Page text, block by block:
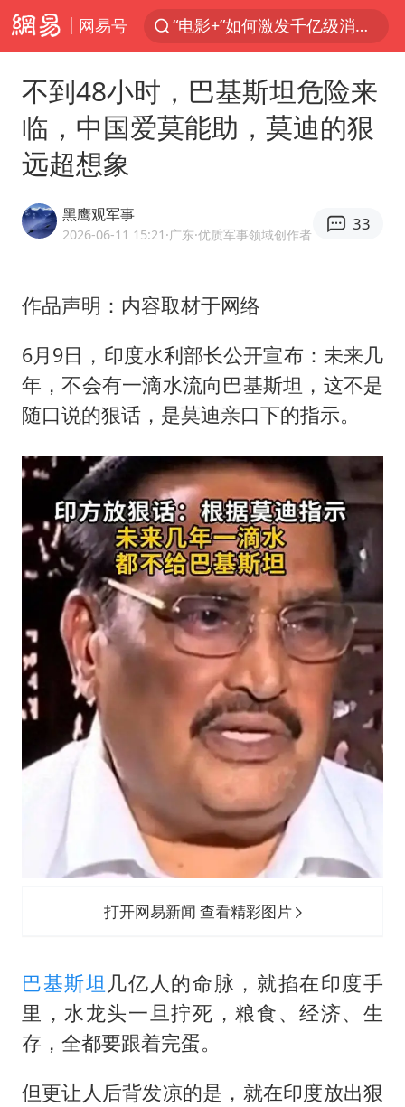
网易号
“电影+”如何激发千亿级消费新活力？
台风白海豚已进入24小时警戒线
“秋天的第一杯奶茶”6岁了
中巨芯：上半年归母净利润1405.77万元
胡彦斌获《歌手2026》歌王
东航：国内客票提前14天免费退改
名创优品回应女子吐槽内裤质量差
日本试射“战斧”导弹，国防部回应
胡彦斌韩磊 谁帮谁
夯实基础开新局
不到48小时，巴基斯坦危险来
临，中国爱莫能助，莫迪的狠
远超想象
黑鹰观军事
2026-06-11 15:21 ·广东·优质军事领域创作者
33
作品声明：内容取材于网络
6月9日，印度水利部长公开宣布：未来几
年，不会有一滴水流向巴基斯坦，这不是
随口说的狠话，是莫迪亲口下的指示。
打开网易新闻 查看精彩图片
巴基斯坦 几亿人的命脉，就掐在印度手
里，水龙头一旦拧死，粮食、经济、生
存，全都要跟着完蛋。
但更让人后背发凉的是，就在印度放出狠